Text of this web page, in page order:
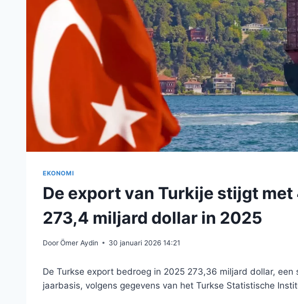
EKONOMI
De export van Turkije stijgt
273,4 miljard dollar in 2025
DoorÖmer Aydin 30 januari 2026 14:21
De Turkse export bedroeg in 2025 273,36 miljard dollar, een
jaarbasis, volgens gegevens van het Turkse Statistische